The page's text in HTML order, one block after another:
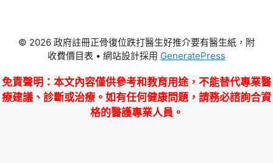
© 2026 政府註冊正骨復位跌打醫生好推介要有醫生紙，附
收費價目表 • 網站設計採用 GeneratePress
免責聲明 ：本文內容僅供參考和教育用途，不能替代專業醫
療建議、診斷或治療。如有任何健康問題，請務必諮詢合資
格的醫護專業人員。